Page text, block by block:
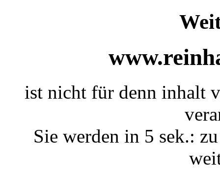
ist nicht für denn inhalt
Sie werden in 5 sek.: